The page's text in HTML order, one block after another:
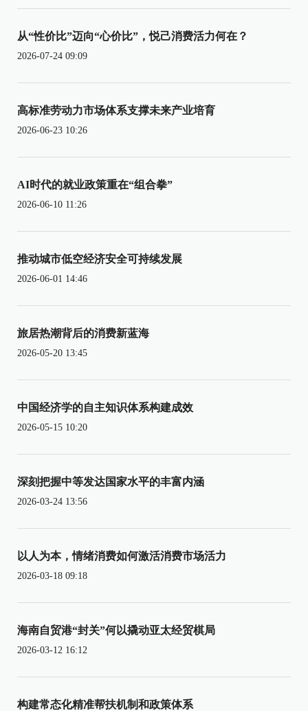
从“性价比”迈向“心价比”，悦己消费活力何在？
2026-07-24 09:09
高标准劳动力市场体系支撑未来产业培育
2026-06-23 10:26
AI时代的就业政策重在“组合拳”
2026-06-10 11:26
推动城市低空经济安全可持续发展
2026-06-01 14:46
旅居热潮背后的消费新蓝海
2026-05-20 13:45
中国经济学的自主知识体系构建成效
2026-05-15 10:20
深刻把握中等发达国家水平的丰富内涵
2026-03-24 13:56
以人为本，情绪消费如何激活消费市场活力
2026-03-18 09:18
海南自贸港“封关”何以撬动亚太经贸棋局
2026-03-12 16:12
构建常态化精准帮扶机制和政策体系